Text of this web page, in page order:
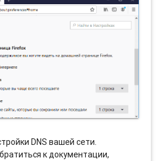
DNS вашей сети.
к документации,